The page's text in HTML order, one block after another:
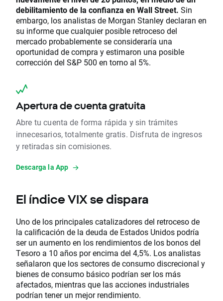
debilitamiento de la confianza en Wall Street. Sin
embargo, los analistas de Morgan Stanley declaran en
su informe que cualquier posible retroceso del
mercado probablemente se consideraría una
oportunidad de compra y estimaron una posible
corrección del S&P 500 en torno al 5%.
Apertura de cuenta gratuita
Abre tu cuenta de forma rápida y sin trámites
innecesarios, totalmente gratis. Disfruta de ingresos
y retiradas sin comisiones.
Descarga la App
El índice VIX se dispara
Uno de los principales catalizadores del retroceso de
la calificación de la deuda de Estados Unidos podría
ser un aumento en los rendimientos de los bonos del
Tesoro a 10 años por encima del 4,5%. Los analistas
señalaron que los sectores de consumo discrecional y
bienes de consumo básico podrían ser los más
afectados, mientras que las acciones industriales
podrían tener un mejor rendimiento.